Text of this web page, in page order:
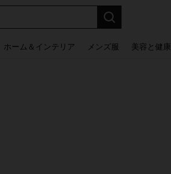
ホーム＆インテリア メンズ服 美容と健康